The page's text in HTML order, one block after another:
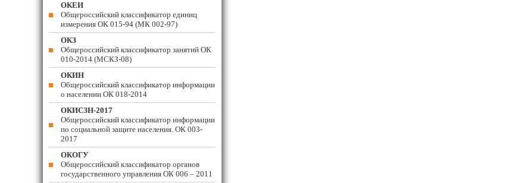
ОКЕИ
Общероссийский классификатор единиц
измерения ОК 015-94 (МК 002-97)
ОКЗ
Общероссийский классификатор занятий ОК
010-2014 (МСКЗ-08)
ОКИН
Общероссийский классификатор информации
о населении ОК 018-2014
ОКИСЗН-2017
Общероссийский классификатор информации
по социальной защите населения. ОК 003-
2017
ОКОГУ
Общероссийский классификатор органов
государственного управления ОК 006 – 2011